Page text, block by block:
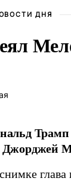
ДНЯ
Трамп
глава